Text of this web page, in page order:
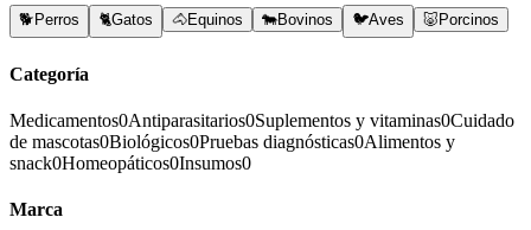
🐕 Perros 🐈Gatos 🐴Equinos 🐄Bovinos 🐦Aves 🐷 Porcinos
Categoría
Medicamentos0Antiparasitarios0Suplementos y vitaminas0Cuidado
de mascotas0Biológicos0Pruebas diagnósticas0Alimentos y
snack0Homeopáticos0Insumos0
Marca